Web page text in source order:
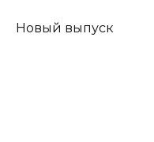
Новый выпуск